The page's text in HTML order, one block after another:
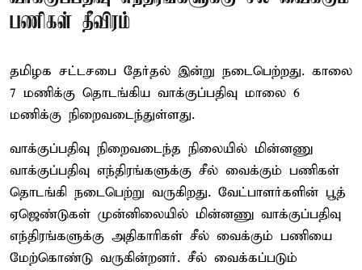
பணிகள் தீவிரம்
தமிழக சட்டசபை தேர்தல் இன்று நடைபெற்றது. காலை
7 மணிக்கு தொடங்கிய வாக்குப்பதிவு மாலை 6
மணிக்கு நிறைவடைந்துள்ளது.
வாக்குப்பதிவு நிறைவடைந்த நிலையில் மின்னணு
வாக்குப்பதிவு எந்திரங்களுக்கு சீல் வைக்கும் பணிகள்
தொடங்கி நடைபெற்று வருகிறது. வேட்பாளர்களின் பூத்
ஏஜெண்டுகள் முன்னிலையில் மின்னணு வாக்குப்பதிவு
எந்திரங்களுக்கு அதிகாரிகள் சீல் வைக்கும் பணியை
மேற்கொண்டு வருகின்றனர். சீல் வைக்கப்படும்